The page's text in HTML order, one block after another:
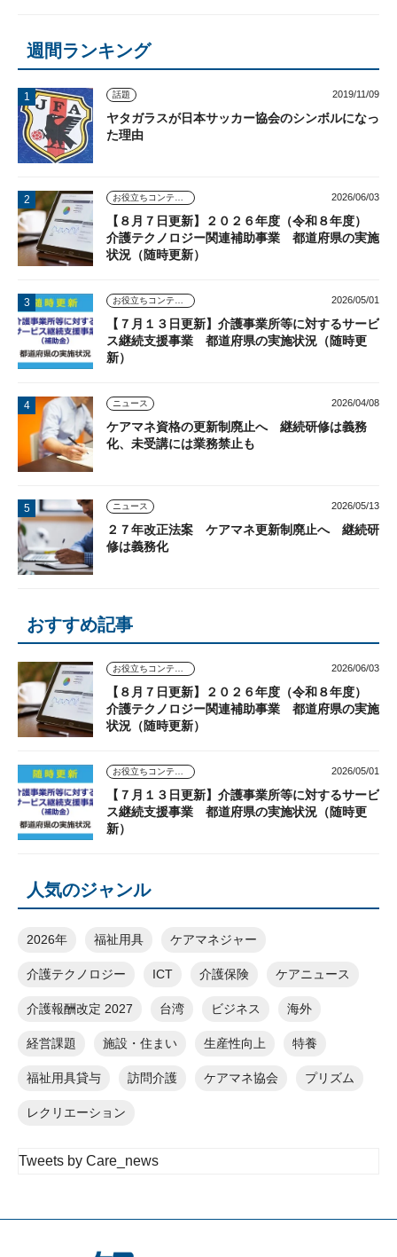
週間ランキング
話題 2019/11/09
ヤタガラスが日本サッカー協会のシンボルになっ
た理由
お役立ちコンテンツ 2026/06/03
【８月７日更新】２０２６年度（令和８年度）
介護テクノロジー関連補助事業 都道府県の実施
状況（随時更新）
お役立ちコンテンツ 2026/05/01
【７月１３日更新】介護事業所等に対するサービ
ス継続支援事業 都道府県の実施状況（随時更
新）
ニュース 2026/04/08
ケアマネ資格の更新制廃止へ 継続研修は義務
化、未受講には業務禁止も
ニュース 2026/05/13
２７年改正法案 ケアマネ更新制廃止へ 継続研
修は義務化
おすすめ記事
お役立ちコンテンツ 2026/06/03
【８月７日更新】２０２６年度（令和８年度）
介護テクノロジー関連補助事業 都道府県の実施
状況（随時更新）
お役立ちコンテンツ 2026/05/01
【７月１３日更新】介護事業所等に対するサービ
ス継続支援事業 都道府県の実施状況（随時更
新）
人気のジャンル
2026年 福祉用具 ケアマネジャー
介護テクノロジー ICT 介護保険 ケアニュース
介護報酬改定 2027 台湾 ビジネス 海外
経営課題 施設・住まい 生産性向上 特養
福祉用具貸与 訪問介護 ケアマネ協会 プリズム
レクリエーション
Tweets by Care_news